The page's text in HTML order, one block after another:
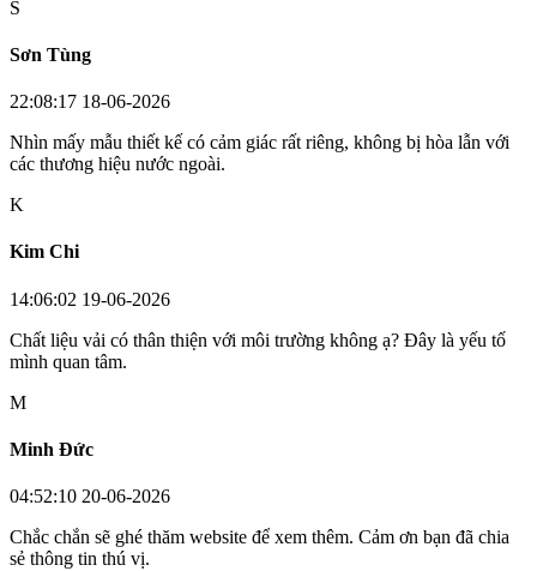
S
Sơn Tùng
22:08:17 18-06-2026
Nhìn mấy mẫu thiết kế có cảm giác rất riêng, không bị hòa lẫn với
các thương hiệu nước ngoài.
K
Kim Chi
14:06:02 19-06-2026
Chất liệu vải có thân thiện với môi trường không ạ? Đây là yếu tố
mình quan tâm.
M
Minh Đức
04:52:10 20-06-2026
Chắc chắn sẽ ghé thăm website để xem thêm. Cảm ơn bạn đã chia
sẻ thông tin thú vị.